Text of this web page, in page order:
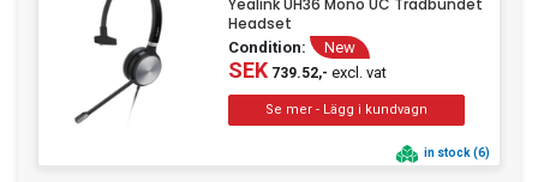
Clothing
Beauty & Healthcare
Software
Yealink UH36 Mono UC Trådbundet
Headset
Condition: New
SEK739.52,- excl. vat
in stock (6)